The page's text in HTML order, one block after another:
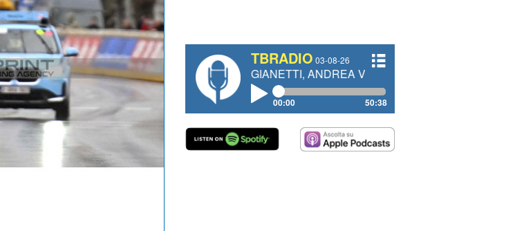
TBRADIO 03-08-26
#334 CHARLY WEGELIUS, MAURO GIANETTI, ANDREA VENDRAME, FILIPPO FIORELLI
00:00 50:38